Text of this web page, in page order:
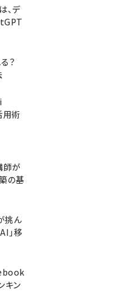
、デ
？
術
師が
の基
挑ん
」移
キン